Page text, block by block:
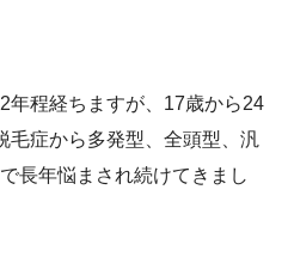
年程経ちますが、17歳から24
症から多発型、全頭型、汎
長年悩まされ続けてきまし